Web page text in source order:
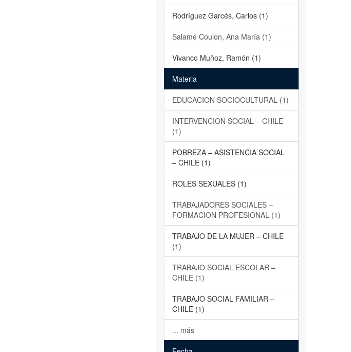
Rodríguez Garcés, Carlos (1)
Salamé Coulon, Ana María (1)
Vivanco Muñoz, Ramón (1)
Materia
EDUCACION SOCIOCULTURAL (1)
INTERVENCION SOCIAL – CHILE
(1)
POBREZA – ASISTENCIA SOCIAL
– CHILE (1)
ROLES SEXUALES (1)
TRABAJADORES SOCIALES –
FORMACION PROFESIONAL (1)
TRABAJO DE LA MUJER – CHILE
(1)
TRABAJO SOCIAL ESCOLAR –
CHILE (1)
TRABAJO SOCIAL FAMILIAR –
CHILE (1)
... más